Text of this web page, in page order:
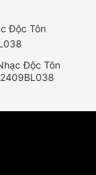
Độc Tôn